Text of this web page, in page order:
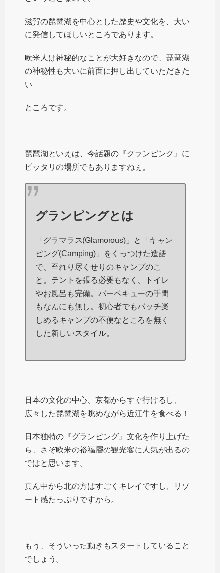
滋賀の琵琶湖を中心とした歴史や文化を、大い
に発信してほしいところであります。
欧米人は神秘的なことが大好きなので、琵琶湖
の神秘性も大いに前面に押し出していただきた
い
ところです。
琵琶湖といえば、今話題の『グランピング』に
ピッタリの場所でもありますねぇ。
グランピングとは
「グラマラス(Glamorous)」と「キャン
ピング(Camping)」をくっつけた造語
で、至れり尽くせりのキャンプのこ
と。テントを張る必要もなく、トイレ
やお風呂も完備。バーベキューの手間
もなんにも無し。初心者でもバッチ楽
しめるキャンプの不便なところを無く
した新しいスタイル。
日本の文化の中心、京都からすぐ行けるし、
広々した琵琶湖を眺めながら近江牛を食べる！
日本独特の『グランピング』文化を作り上げた
ら、さぞ欧米の裕福層の観光客に人気が出るの
ではと思います。
真ん中から北の方はすごくキレイですし、リゾ
ート感たっぷりですから。
もう、そういった動きもスタートしていること
でしょう。